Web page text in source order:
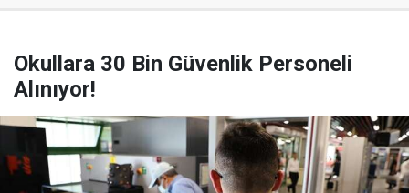
Okullara 30 Bin Güvenlik Personeli
Alınıyor!